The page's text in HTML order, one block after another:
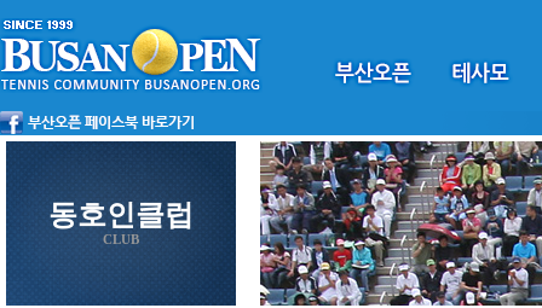
동호인클럽
CLUB